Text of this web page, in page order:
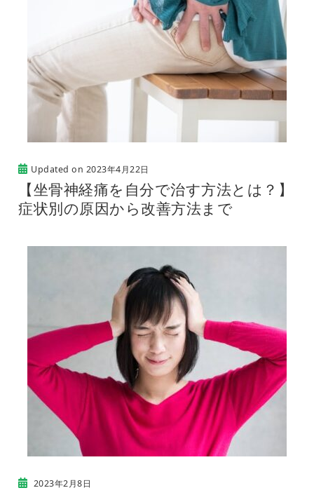
Updated on 2023年4月22日
【坐骨神経痛を自分で治す方法とは？】
症状別の原因から改善方法まで
2023年2月8日